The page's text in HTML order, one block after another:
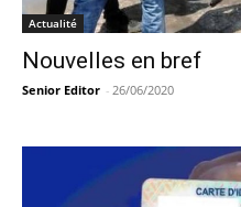
Actualité
Nouvelles en bref
Senior Editor - 26/06/2020